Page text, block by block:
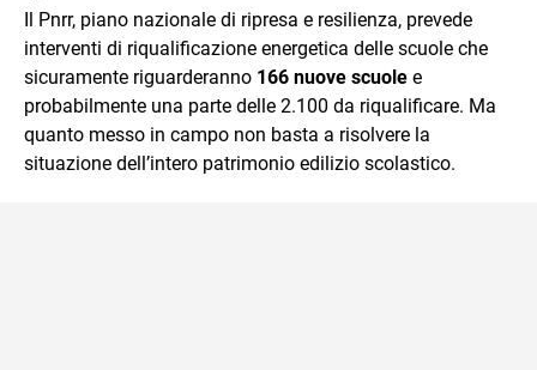
Il Pnrr, piano nazionale di ripresa e resilienza, prevede
interventi di riqualificazione energetica delle scuole che
sicuramente riguarderanno 166 nuove scuole e
probabilmente una parte delle 2.100 da riqualificare. Ma
quanto messo in campo non basta a risolvere la
situazione dell’intero patrimonio edilizio scolastico.